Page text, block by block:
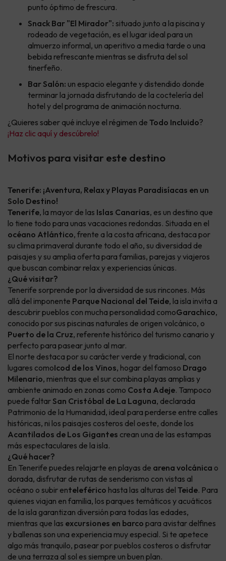
punto óptimo de frescura.
Snack Bar "El Mirador": situado junto a la piscina y
rodeado de vegetación, es el lugar ideal para un
almuerzo informal, un aperitivo a media tarde o una
bebida refrescante mientras se disfruta del sol
tinerfeño.
Bar Salón: un espacio elegante y distendido donde
terminar la jornada disfrutando de la coctelería del
hotel y del programa de animación nocturna.
¿Quieres saber qué incluye el régimen de Todo Incluido?
¡Haz clic aquí y descúbrelo!
Motivos para visitar este destino
Tenerife: ¡Aventura, Relax y Playas Paradisíacas en un
Solo Destino!
Tenerife, la mayor de las Islas Canarias, es un destino que
lo tiene todo para unas vacaciones redondas. Situada en el
océano Atlántico, frente a la costa africana, destaca por
su clima primaveral durante todo el año, su diversidad de
paisajes y su amplia oferta para familias, parejas y viajeros
que buscan combinar relax y experiencias únicas.
¿Qué visitar?
Tenerife sorprende por la diversidad de sus rincones. Más
allá del imponente Parque Nacional del Teide, la isla invita a
descubrir pueblos con mucha personalidad comoGarachico,
conocido por sus piscinas naturales de origen volcánico, o
Puerto de la Cruz, referente histórico del turismo canario y
perfecto para pasear junto al mar.
El norte destaca por su carácter verde y tradicional, con
lugares comoIcod de los Vinos, hogar del famoso Drago
Milenario, mientras que el sur combina playas amplias y
ambiente animado en zonas como Costa Adeje. Tampoco
puede faltar San Cristóbal de La Laguna, declarada
Patrimonio de la Humanidad, ideal para perderse entre calles
históricas, ni los paisajes costeros del oeste, donde los
Acantilados de Los Gigantes crean una de las estampas
más espectaculares de la isla.
¿Qué hacer?
En Tenerife puedes relajarte en playas de arena volcánica o
dorada, disfrutar de rutas de senderismo con vistas al
océano o subir enteleférico hasta las alturas del Teide. Para
quienes viajan en familia, los parques temáticos y acuáticos
de la isla garantizan diversión para todas las edades,
mientras que las excursiones en barco para avistar delfines
y ballenas son una experiencia muy especial. Si te apetece
algo más tranquilo, pasear por pueblos costeros o disfrutar
de una terraza al sol es siempre un buen plan.